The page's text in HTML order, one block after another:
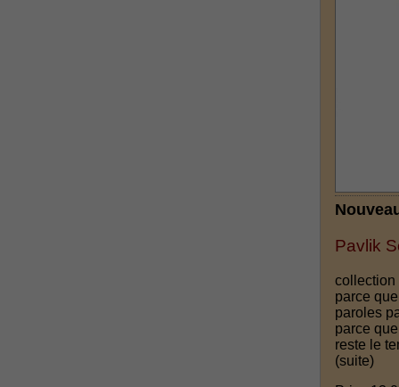
Pavlik
collection
parce
paroles
parce
reste le
(suite)